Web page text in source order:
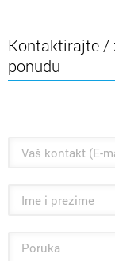
Kontaktirajte /
ponudu